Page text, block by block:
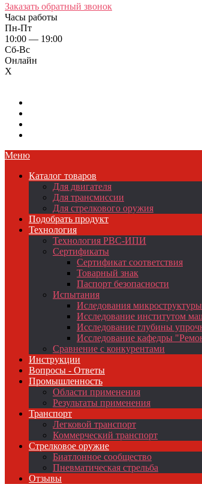
Заказать обратный звонок
Часы работы
Пн-Пт
10:00 — 19:00
Сб-Вс
Онлайн
X
Меню
Каталог товаров
Для двигателя
Для трансмиссии
Для стрелкового оружия
Подобрать продукт
Технология
Технология РВС-ИПИ
Сертификаты
Сертификат соответствия
Товарный знак
Паспорт безопасности
Испытания
Иследования
Исследование институтом
Исследование глубины
Исследование кафедры
Сравнение с конкурентами
Инструкции
Вопросы - Ответы
Промышленность
Области применения
Результаты применения
Транспорт
Легковой транспорт
Коммерческий транспорт
Стрелковое оружие
Биатлонное сообщество
Пневматическая стрельба
Отзывы